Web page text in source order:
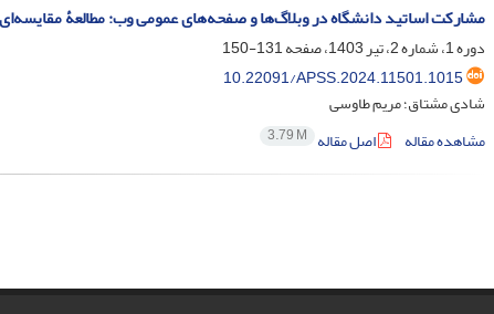
مشارکت اساتید دانشگاه در وبلاگ‌ها و صفحه‌‌های عمومی وب: مطالعۀ
دوره 1، شماره 2، تیر 1403، صفحه
131-150
10.22091/APSS.2024.11501.1015
شادی مشتاق؛ مریم طاوسی
مشاهده مقاله
اصل مقاله 3.79 M